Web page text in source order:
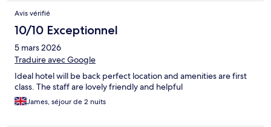
Avis vérifié
10/10 Exceptionnel
5 mars 2026
Traduire avec Google
Ideal hotel will be back perfect location and amenities are first
class. The staff are lovely friendly and helpful
James, séjour de 2 nuits